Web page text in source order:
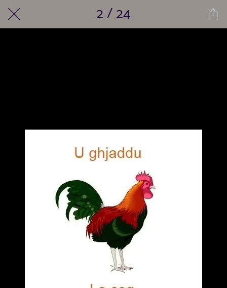
2 / 24